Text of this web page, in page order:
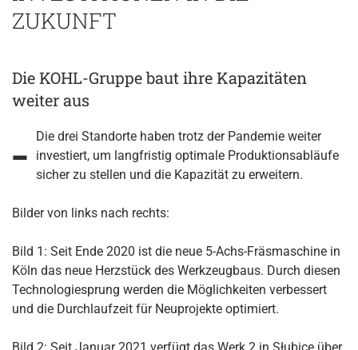
ZUKUNFT
Die KOHL-Gruppe baut ihre Kapazitäten
weiter aus
-
Die drei Standorte haben trotz der Pandemie weiter
investiert, um langfristig optimale Produktionsabläufe
sicher zu stellen und die Kapazität zu erweitern.
Bilder von links nach rechts:
Bild 1: Seit Ende 2020 ist die neue 5-Achs-Fräsmaschine in
Köln das neue Herzstück des Werkzeugbaus. Durch diesen
Technologiesprung werden die Möglichkeiten verbessert
und die Durchlaufzeit für Neuprojekte optimiert.